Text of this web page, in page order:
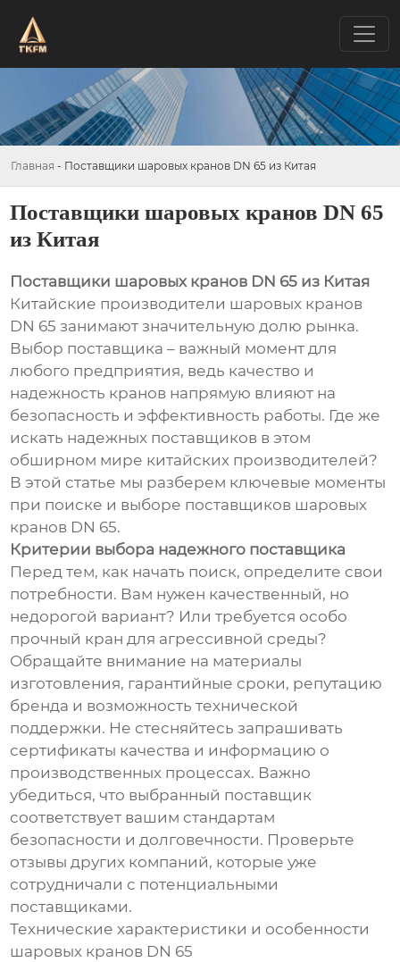
Главная - Поставщики шаровых кранов DN 65 из Китая
Поставщики шаровых кранов DN 65
из Китая
Поставщики шаровых кранов DN 65 из Китая
Китайские производители шаровых кранов
DN 65 занимают значительную долю рынка.
Выбор поставщика – важный момент для
любого предприятия, ведь качество и
надежность кранов напрямую влияют на
безопасность и эффективность работы. Где же
искать надежных поставщиков в этом
обширном мире китайских производителей?
В этой статье мы разберем ключевые моменты
при поиске и выборе поставщиков шаровых
кранов DN 65.
Критерии выбора надежного поставщика
Перед тем, как начать поиск, определите свои
потребности. Вам нужен качественный, но
недорогой вариант? Или требуется особо
прочный кран для агрессивной среды?
Обращайте внимание на материалы
изготовления, гарантийные сроки, репутацию
бренда и возможность технической
поддержки. Не стесняйтесь запрашивать
сертификаты качества и информацию о
производственных процессах. Важно
убедиться, что выбранный поставщик
соответствует вашим стандартам
безопасности и долговечности. Проверьте
отзывы других компаний, которые уже
сотрудничали с потенциальными
поставщиками.
Технические характеристики и особенности
шаровых кранов DN 65